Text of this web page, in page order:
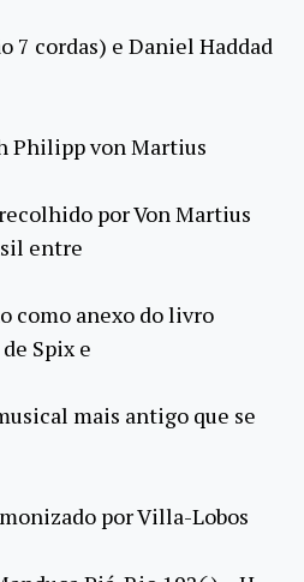
7 cordas) e Daniel Haddad
Philipp von Martius
por Von Martius
entre
como anexo do livro
Spix e
mais antigo que se
por Villa-Lobos